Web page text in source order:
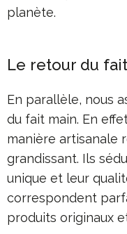
planète.
Le retour du
En parallèle, nous
du fait main. En
manière artisanale
grandissant. Ils
unique et leur
correspondent
produits originaux